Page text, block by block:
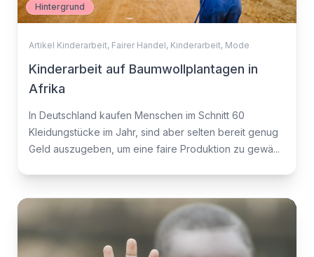
Hintergrund
Artikel Kinderarbeit, Fairer Handel, Kinderarbeit, Mode
Kinderarbeit auf Baumwollplantagen in
Afrika
In Deutschland kaufen Menschen im Schnitt 60
Kleidungstücke im Jahr, sind aber selten bereit genug
Geld auszugeben, um eine faire Produktion zu gewä...